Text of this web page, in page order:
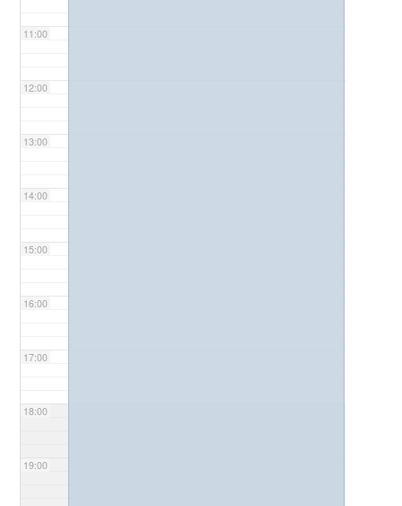
11:00
12:00
13:00
14:00
15:00
16:00
17:00
18:00
19:00